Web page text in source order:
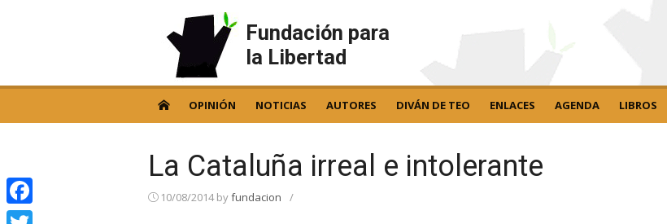
Fundación para
la Libertad
OPINIÓN NOTICIAS AUTORES DIVÁN DE TEO ENLACES AGENDA LIBROS
La Cataluña irreal e intolerante
10/08/2014byfundacion /
Facebook